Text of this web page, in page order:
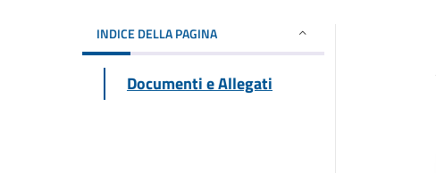
INDICE DELLA PAGINA
Documenti e Allegati